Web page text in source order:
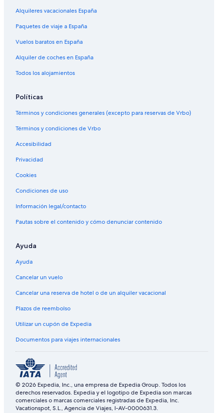
Alquileres vacacionales España
Paquetes de viaje a España
Vuelos baratos en España
Alquiler de coches en España
Todos los alojamientos
Políticas
Términos y condiciones generales (excepto para reservas de Vrbo)
Términos y condiciones de Vrbo
Accesibilidad
Privacidad
Cookies
Condiciones de uso
Información legal/contacto
Pautas sobre el contenido y cómo denunciar contenido
Ayuda
Ayuda
Cancelar un vuelo
Cancelar una reserva de hotel o de un alquiler vacacional
Plazos de reembolso
Utilizar un cupón de Expedia
Documentos para viajes internacionales
© 2026 Expedia, Inc., una empresa de Expedia Group. Todos los
derechos reservados. Expedia y el logotipo de Expedia son marcas
comerciales o marcas comerciales registradas de Expedia, Inc.
Vacationspot, S.L., Agencia de Viajes, I-AV-0000631.3.